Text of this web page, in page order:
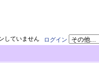
ログイン
していません